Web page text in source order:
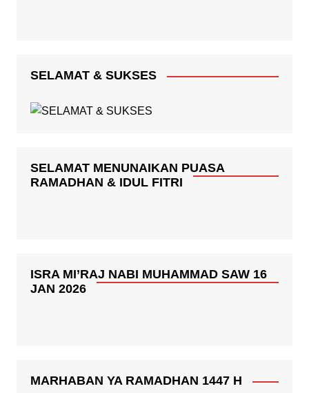
SELAMAT & SUKSES
SELAMAT MENUNAIKAN PUASA
RAMADHAN & IDUL FITRI
ISRA MI’RAJ NABI MUHAMMAD SAW 16
JAN 2026
MARHABAN YA RAMADHAN 1447 H